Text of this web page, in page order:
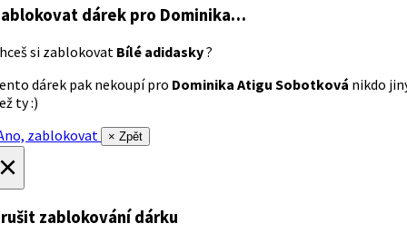
dárek pro Dominika…
si zablokovat Bílé adidasky?
dárek pak nekoupí pro Dominika Atigu Sobotková nikdo
ty :)
zablokovat
× Zpět
zablokování dárku